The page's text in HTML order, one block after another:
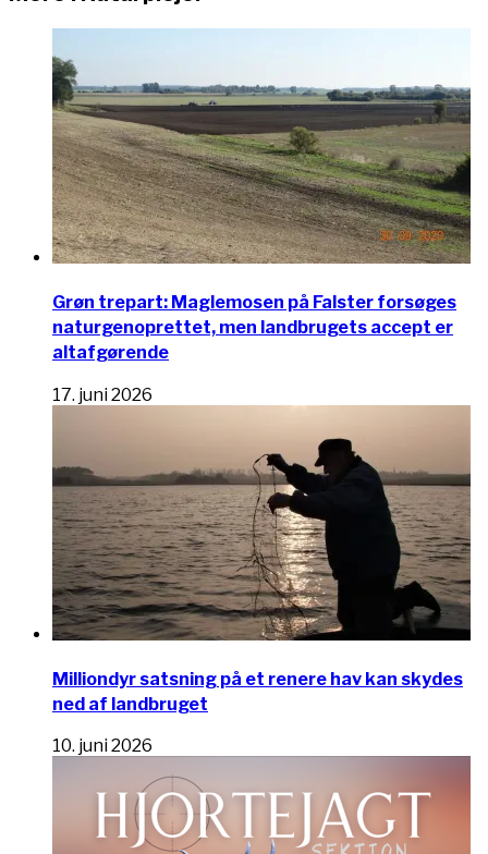
Grøn trepart: Maglemosen på Falster forsøges
naturgenoprettet, men landbrugets accept er
altafgørende
17. juni 2026
Milliondyr satsning på et renere hav kan skydes
ned af landbruget
10. juni 2026